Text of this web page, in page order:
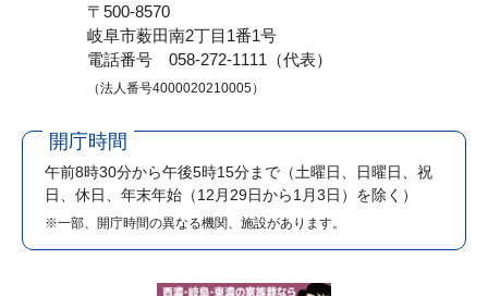
〒500-8570
岐阜市薮田南2丁目1番1号
電話番号 058-272-1111（代表）
（法人番号4000020210005）
開庁時間
午前8時30分から午後5時15分まで （土曜日、日曜日、祝
日、休日、年末年始（12月29日から1月3日）を除く）
※一部、開庁時間の異なる機関、施設があります。